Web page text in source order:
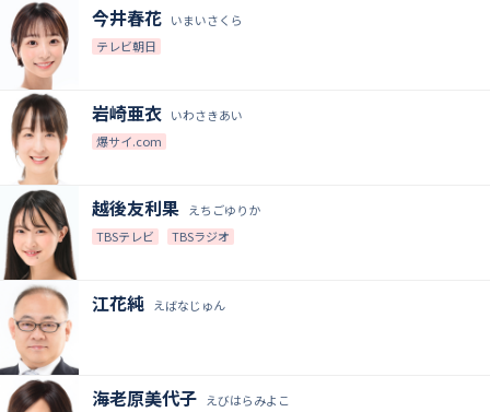
いまいさくら
今井春花
テレビ朝日
いわさきあい
岩崎亜衣
爆サイ.com
えちごゆりか
越後友利果
TBSテレビ TBSラジオ
えばなじゅん
江花純
えびはらみよこ
海老原美代子